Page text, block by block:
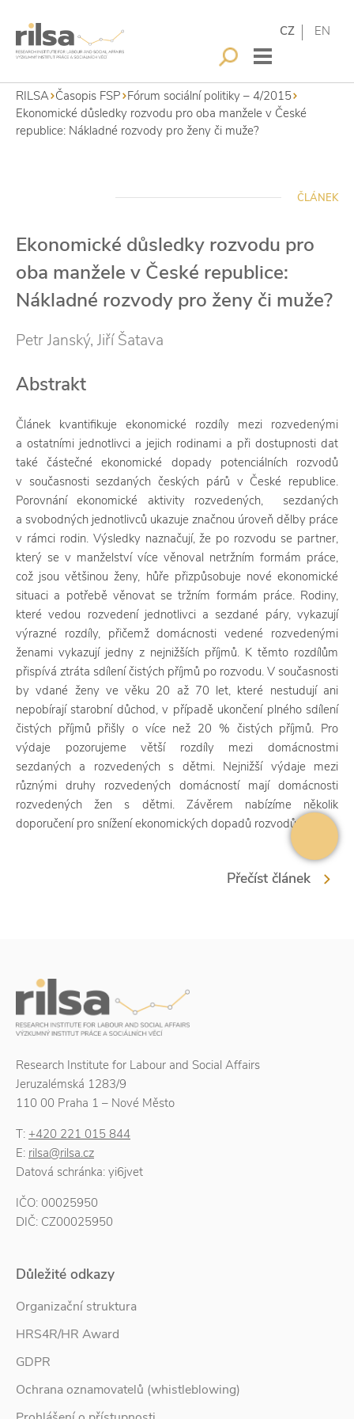
CZ EN
RILSA Časopis FSP Fórum sociální politiky – 4/2015
Ekonomické důsledky rozvodu pro oba manžele v České
republice: Nákladné rozvody pro ženy či muže?
ČLÁNEK
Ekonomické důsledky rozvodu pro
oba manžele v České republice:
Nákladné rozvody pro ženy či muže?
Petr Janský, Jiří Šatava
Abstrakt
Článek kvantifikuje ekonomické rozdíly mezi rozvedenými
a ostatními jednotlivci a jejich rodinami a při dostupnosti dat
také částečné ekonomické dopady potenciálních rozvodů
v současnosti sezdaných českých párů v České republice.
Porovnání ekonomické aktivity rozvedených, sezdaných
a svobodných jednotlivců ukazuje značnou úroveň dělby práce
v rámci rodin. Výsledky naznačují, že po rozvodu se partner,
který se v manželství více věnoval netržním formám práce,
což jsou většinou ženy, hůře přizpůsobuje nové ekonomické
situaci a potřebě věnovat se tržním formám práce. Rodiny,
které vedou rozvedení jednotlivci a sezdané páry, vykazují
výrazné rozdíly, přičemž domácnosti vedené rozvedenými
ženami vykazují jedny z nejnižších příjmů. K těmto rozdílům
přispívá ztráta sdílení čistých příjmů po rozvodu. V současnosti
by vdané ženy ve věku 20 až 70 let, které nestudují ani
nepobírají starobní důchod, v případě ukončení plného sdílení
čistých příjmů přišly o více než 20 % čistých příjmů. Pro
výdaje pozorujeme větší rozdíly mezi domácnostmi
sezdaných a rozvedených s dětmi. Nejnižší výdaje mezi
různými druhy rozvedených domácností mají domácnosti
rozvedených žen s dětmi. Závěrem nabízíme několik
doporučení pro snížení ekonomických dopadů rozvodů.
Přečíst článek
Research Institute for Labour and Social Affairs
Jeruzalémská 1283/9
110 00 Praha 1 – Nové Město
T: +420 221 015 844
E: rilsa@rilsa.cz
Datová schránka: yi6jvet
IČO: 00025950
DIČ: CZ00025950
Důležité odkazy
Organizační struktura
HRS4R/HR Award
GDPR
Ochrana oznamovatelů (whistleblowing)